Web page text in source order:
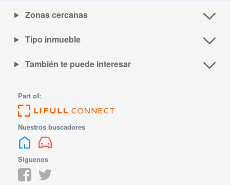
Zonas cercanas
Tipo inmueble
También te puede interesar
Part of:
Nuestros buscadores
Síguenos